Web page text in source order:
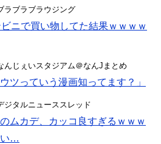
ラブラブラウジング
ニで買い物してた結果ｗｗｗｗ
んじぇいスタジアム＠なんJまとめ
ツっていう漫画知ってます？」
ジタルニューススレッド
ムカデ、カッコ良すぎるｗｗｗ
い…